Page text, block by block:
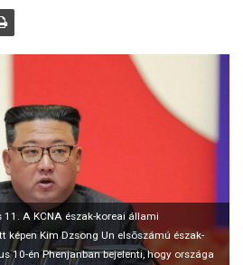
A KCNA észak-koreai állami
képen Kim Dzsong Un elsõszámú észak-
10-én Phenjanban bejelenti, hogy országa